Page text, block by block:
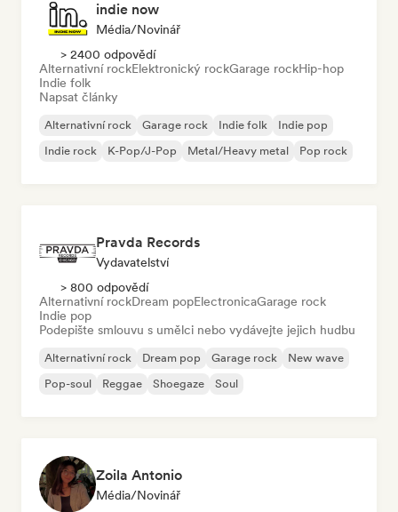
indie now
Média/novinář
> 2400 odpovědí
Alternativní rockElektronický rockGarage rockHip-hop
Indie folk
Napsat články
Alternativní rock Garage rock Indie folk
Indie pop
Indie rock
K-Pop/J-Pop Metal/Heavy metal Pop rock
Pravda Records
Vydavatelství
> 800 odpovědí
Alternativní rockDream popElectronicaGarage rock
Indie pop
Podepište smlouvu s umělci nebo vydávejte jejich hudbu
Alternativní rock Dream pop Garage rock
New wave
Pop-soul
Reggae Shoegaze Soul
Zoila Antonio
Média/novinář